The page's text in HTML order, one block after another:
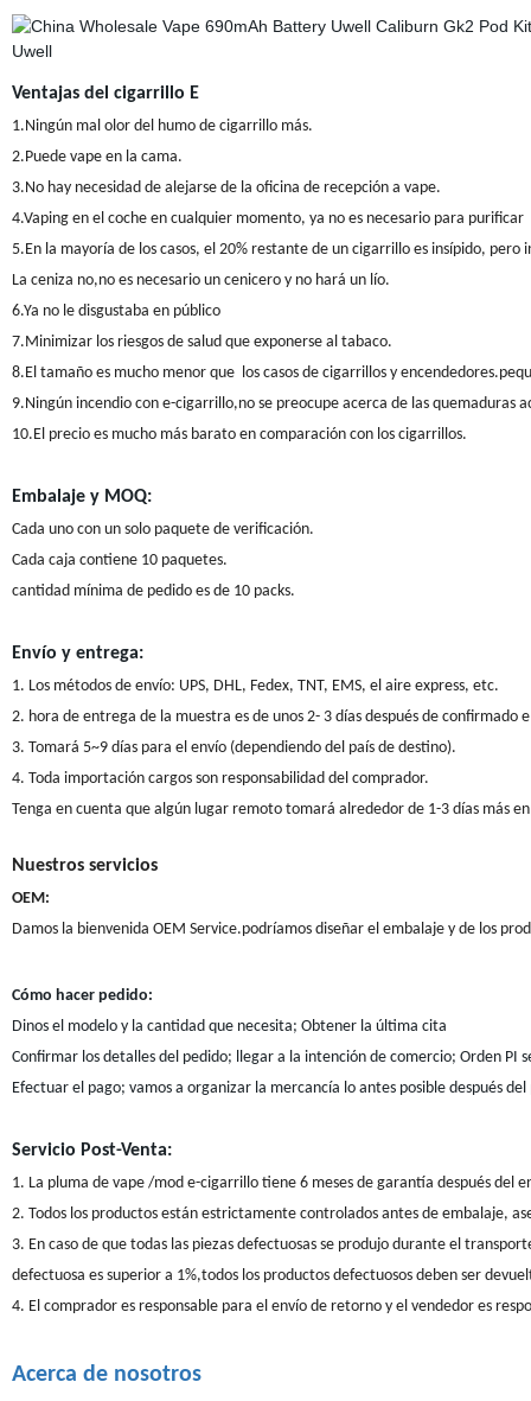
Ventajas del cigarrillo E
1.Ningún mal olor del humo de cigarrillo más.
2.Puede vape en la cama.
3.No hay necesidad de alejarse de la oficina de recepción a vape.
4.Vaping en el coche en cualquier momento, ya no es necesario para purificar
5.En la mayoría de los casos, el 20% restante de un cigarrillo es insípido,
La ceniza no,no es necesario un cenicero y no hará un lío.
6.Ya no le disgustaba en público
7.Minimizar los riesgos de salud que exponerse al tabaco.
8.El tamaño es mucho menor que los casos de cigarrillos y
9.Ningún incendio con e-cigarrillo,no se preocupe acerca de las quemaduras
10.El precio es mucho más barato en comparación con los cigarrillos.
Embalaje y MOQ:
Cada uno con un solo paquete de verificación.
Cada caja contiene 10 paquetes.
cantidad mínima de pedido es de 10 packs.
Envío y entrega:
1. Los métodos de envío: UPS, DHL, Fedex, TNT, EMS, el aire express, etc.
2. hora de entrega de la muestra es de unos 2- 3 días después de
3. Tomará 5~9 días para el envío (dependiendo del país de destino).
4. Toda importación cargos son responsabilidad del comprador.
Tenga en cuenta que algún lugar remoto tomará alrededor de 1-3 días más
Nuestros servicios
OEM:
Damos la bienvenida OEM Service.podríamos diseñar el embalaje y de los
Cómo hacer pedido:
Dinos el modelo y la cantidad que necesita; Obtener la última cita
Confirmar los detalles del pedido; llegar a la intención de comercio; Orden PI
Efectuar el pago; vamos a organizar la mercancía lo antes posible después
Servicio Post-Venta:
1. La pluma de vape /mod e-cigarrillo tiene 6 meses de garantía después del
2. Todos los productos están estrictamente controlados antes de embalaje,
3. En caso de que todas las piezas defectuosas se produjo durante el
defectuosa es superior a 1%,todos los productos defectuosos deben ser
4. El comprador es responsable para el envío de retorno y el vendedor es
Acerca de nosotros